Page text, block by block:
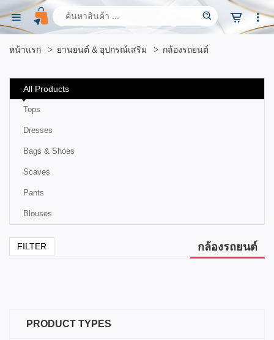
หน้าแรก ยานยนต์ & อุปกรณ์เสริม กล้องรถยนต์
All Products
Tops
Dresses
Bags & Shoes
Scaves
Pants
Blouses
FILTER กล้องรถยนต์
PRODUCT TYPES